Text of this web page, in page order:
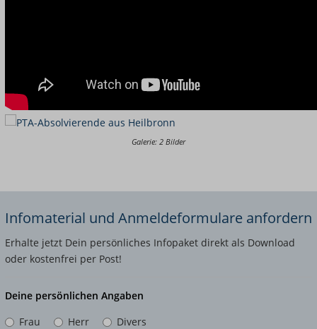
Galerie: 2 Bilder
Infomaterial und Anmeldeformulare anfordern
Erhalte jetzt Dein persönliches Infopaket direkt als Download
oder kostenfrei per Post!
Deine persönlichen Angaben
Frau
Herr Divers